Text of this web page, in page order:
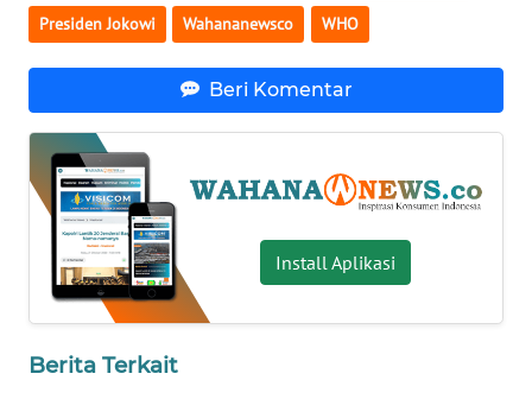
Presiden Jokowi Wahananewsco WHO
Beri Komentar
Install Aplikasi
Berita Terkait
WN
SERAMBI
WN
JAMBI
WN
SULTRA
WN
NTB